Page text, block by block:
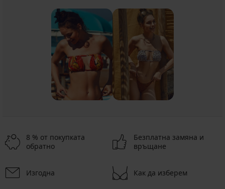
8 % от покупката
обратно
Безплатна замяна и
връщане
Изгодна Как да изберем